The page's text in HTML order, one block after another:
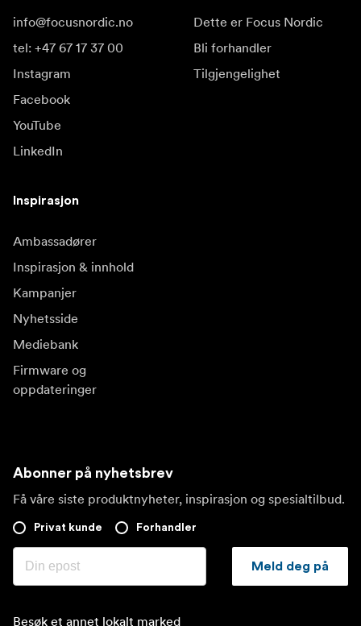
info@focusnordic.no
tel: +47 67 17 37 00
Instagram
Facebook
YouTube
LinkedIn
Dette er Focus Nordic
Bli forhandler
Tilgjengelighet
Inspirasjon
Ambassadører
Inspirasjon & innhold
Kampanjer
Nyhetsside
Mediebank
Firmware og
oppdateringer
Abonner på nyhetsbrev
Få våre siste produktnyheter, inspirasjon og spesialtilbud.
Privat kunde Forhandler
Meld deg på
Besøk et annet lokalt marked